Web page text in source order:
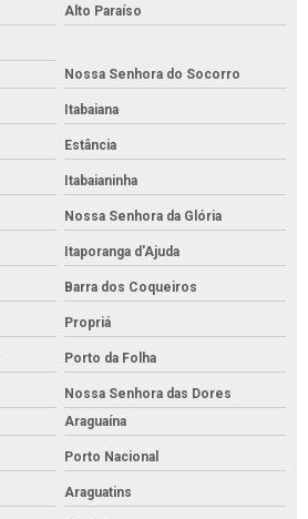
Alto Paraíso
Nossa Senhora do Socorro
Itabaiana
Estância
Itabaianinha
Nossa Senhora da Glória
Itaporanga d'Ajuda
Barra dos Coqueiros
Propriá
Porto da Folha
Nossa Senhora das Dores
Araguaína
Porto Nacional
Araguatins